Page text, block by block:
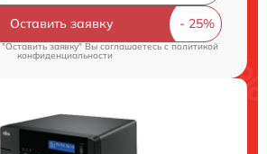
Оставить заявку
заявку" Вы соглашаетесь cполитикой
конфиденциальности